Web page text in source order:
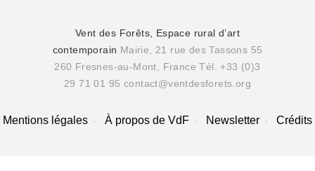
Vent des Forêts, Espace rural d’art
contemporain Mairie, 21 rue des Tassons 55
260 Fresnes-au-Mont, France Tél. +33 (0)3
29 71 01 95 contact@ventdesforets.org
Mentions légales À propos de VdF Newsletter Crédits